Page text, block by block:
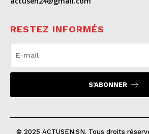
RESTEZ INFORMÉS
S'ABONNER
© 2025 ACTUSEN.SN. Tous droits